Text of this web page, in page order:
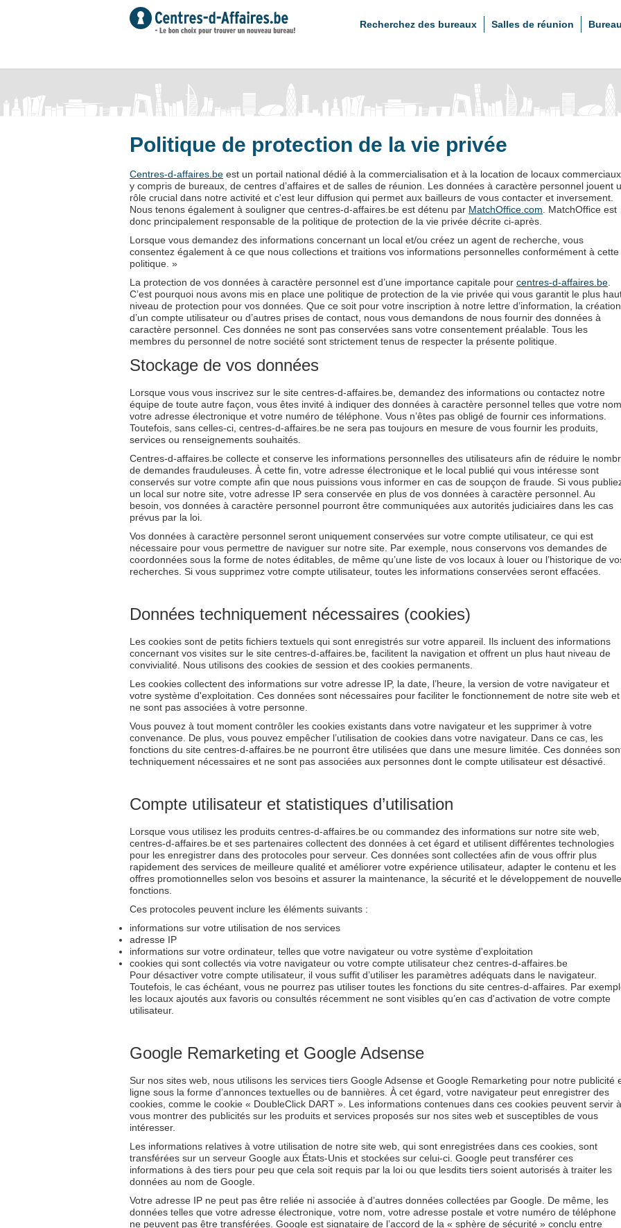
Recherchez des bureaux Salles de réunion
Politique de protection de la vie privée
Centres-d-affaires.be est un portail national dédié à la commercialisation et à la location de locaux
y compris de bureaux, de centres d’affaires et de salles de réunion. Les données à caractère personnel jouent
rôle crucial dans notre activité et c'est leur diffusion qui permet aux bailleurs de vous contacter et inversement.
Nous tenons également à souligner que centres-d-affaires.be est détenu par MatchOffice.com . MatchOffice est
donc principalement responsable de la politique de protection de la vie privée décrite ci-après.
Lorsque vous demandez des informations concernant un local et/ou créez un agent de recherche, vous
consentez également à ce que nous collections et traitions vos informations personnelles conformément à cette
politique. »
La protection de vos données à caractère personnel est d’une importance capitale pour centres-d-affaires.be
C’est pourquoi nous avons mis en place une politique de protection de la vie privée qui vous garantit le plus
niveau de protection pour vos données. Que ce soit pour votre inscription à notre lettre d’information, la création
d’un compte utilisateur ou d’autres prises de contact, nous vous demandons de nous fournir des données à
caractère personnel. Ces données ne sont pas conservées sans votre consentement préalable. Tous les
membres du personnel de notre société sont strictement tenus de respecter la présente politique.
Stockage de vos données
Lorsque vous vous inscrivez sur le site centres-d-affaires.be, demandez des informations ou contactez notre
équipe de toute autre façon, vous êtes invité à indiquer des données à caractère personnel telles que votre
votre adresse électronique et votre numéro de téléphone. Vous n’êtes pas obligé de fournir ces informations.
Toutefois, sans celles-ci, centres-d-affaires.be ne sera pas toujours en mesure de vous fournir les produits,
services ou renseignements souhaités.
Centres-d-affaires.be collecte et conserve les informations personnelles des utilisateurs afin de réduire le
de demandes frauduleuses. À cette fin, votre adresse électronique et le local publié qui vous intéresse sont
conservés sur votre compte afin que nous puissions vous informer en cas de soupçon de fraude. Si vous
un local sur notre site, votre adresse IP sera conservée en plus de vos données à caractère personnel. Au
besoin, vos données à caractère personnel pourront être communiquées aux autorités judiciaires dans les cas
prévus par la loi.
Vos données à caractère personnel seront uniquement conservées sur votre compte utilisateur, ce qui est
nécessaire pour vous permettre de naviguer sur notre site. Par exemple, nous conservons vos demandes de
coordonnées sous la forme de notes éditables, de même qu’une liste de vos locaux à louer ou l’historique de
recherches. Si vous supprimez votre compte utilisateur, toutes les informations conservées seront effacées.
Données techniquement nécessaires (cookies)
Les cookies sont de petits fichiers textuels qui sont enregistrés sur votre appareil. Ils incluent des informations
concernant vos visites sur le site centres-d-affaires.be, facilitent la navigation et offrent un plus haut niveau de
convivialité. Nous utilisons des cookies de session et des cookies permanents.
Les cookies collectent des informations sur votre adresse IP, la date, l’heure, la version de votre navigateur et
votre système d'exploitation. Ces données sont nécessaires pour faciliter le fonctionnement de notre site web et
ne sont pas associées à votre personne.
Vous pouvez à tout moment contrôler les cookies existants dans votre navigateur et les supprimer à votre
convenance. De plus, vous pouvez empêcher l’utilisation de cookies dans votre navigateur. Dans ce cas, les
fonctions du site centres-d-affaires.be ne pourront être utilisées que dans une mesure limitée. Ces données
techniquement nécessaires et ne sont pas associées aux personnes dont le compte utilisateur est désactivé.
Compte utilisateur et statistiques d’utilisation
Lorsque vous utilisez les produits centres-d-affaires.be ou commandez des informations sur notre site web,
centres-d-affaires.be et ses partenaires collectent des données à cet égard et utilisent différentes technologies
pour les enregistrer dans des protocoles pour serveur. Ces données sont collectées afin de vous offrir plus
rapidement des services de meilleure qualité et améliorer votre expérience utilisateur, adapter le contenu et les
offres promotionnelles selon vos besoins et assurer la maintenance, la sécurité et le développement de
fonctions.
Ces protocoles peuvent inclure les éléments suivants :
informations sur votre utilisation de nos services
adresse IP
informations sur votre ordinateur, telles que votre navigateur ou votre système d'exploitation
cookies qui sont collectés via votre navigateur ou votre compte utilisateur chez centres-d-affaires.be
Pour désactiver votre compte utilisateur, il vous suffit d’utiliser les paramètres adéquats dans le navigateur.
Toutefois, le cas échéant, vous ne pourrez pas utiliser toutes les fonctions du site centres-d-affaires. Par
les locaux ajoutés aux favoris ou consultés récemment ne sont visibles qu’en cas d'activation de votre compte
utilisateur.
Google Remarketing et Google Adsense
Sur nos sites web, nous utilisons les services tiers Google Adsense et Google Remarketing pour notre publicité
ligne sous la forme d’annonces textuelles ou de bannières. À cet égard, votre navigateur peut enregistrer des
cookies, comme le cookie « DoubleClick DART ». Les informations contenues dans ces cookies peuvent servir à
vous montrer des publicités sur les produits et services proposés sur nos sites web et susceptibles de vous
intéresser.
Les informations relatives à votre utilisation de notre site web, qui sont enregistrées dans ces cookies, sont
transférées sur un serveur Google aux États-Unis et stockées sur celui-ci. Google peut transférer ces
informations à des tiers pour peu que cela soit requis par la loi ou que lesdits tiers soient autorisés à traiter les
données au nom de Google.
Votre adresse IP ne peut pas être reliée ni associée à d’autres données collectées par Google. De même, les
données telles que votre adresse électronique, votre nom, votre adresse postale et votre numéro de téléphone
ne peuvent pas être transférées. Google est signataire de l’accord de la « sphère de sécurité » conclu entre